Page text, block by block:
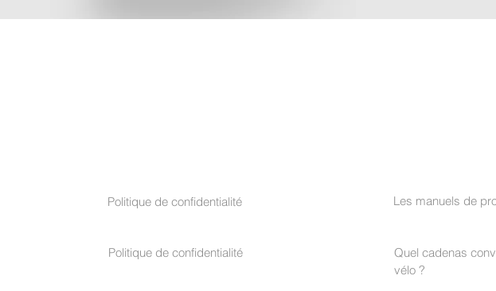
Politique de confidentialité
Politique de confidentialité
Les manuels de
Quel cadenas
vélo ?